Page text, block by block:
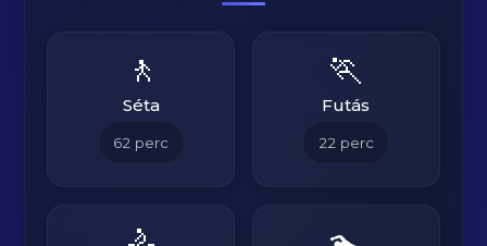
🚶
Séta
62 perc
🏃
Futás
22 perc